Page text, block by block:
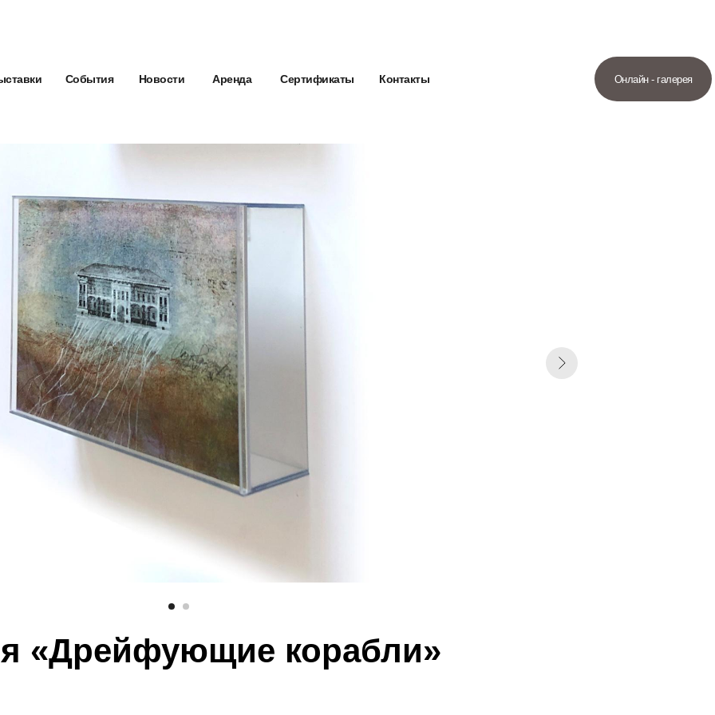
Контакты
Сертификаты
Аренда
Новости
События Онлайн - галерея
«Дрейфующие корабли»